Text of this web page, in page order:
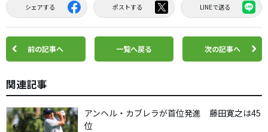
シェアする ポストする LINEで送る
前の記事へ 一覧へ戻る 次の記事へ
関連記事
アンヘル・カブレラが首位発進 藤田寛之は45
位